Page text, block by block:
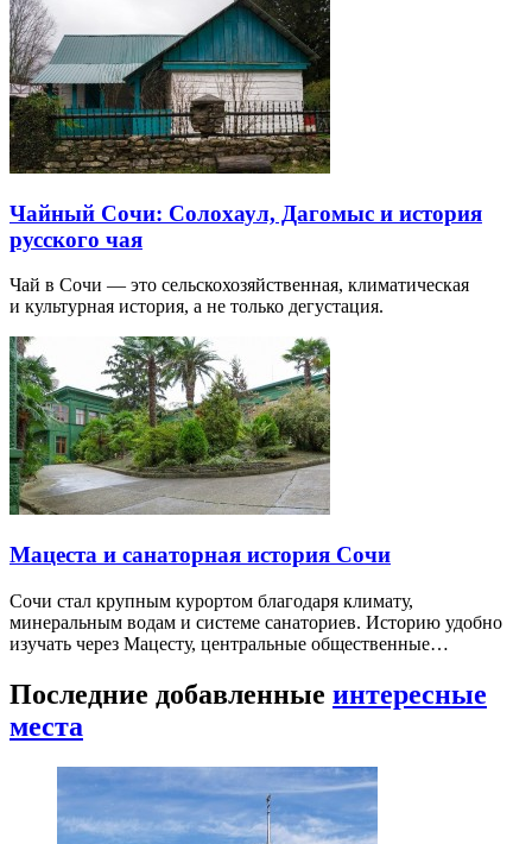
Чайный Сочи: Солохаул, Дагомыс и история
русского чая
Чай в Сочи — это сельскохозяйственная, климатическая
и культурная история, а не только дегустация.
Мацеста и санаторная история Сочи
Сочи стал крупным курортом благодаря климату,
минеральным водам и системе санаториев. Историю удобно
изучать через Мацесту, центральные общественные…
Последние добавленные интересные
места